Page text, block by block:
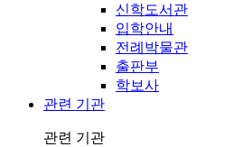
신학도서관
입학안내
전례박물관
출판부
학보사
관련 기관
관련 기관